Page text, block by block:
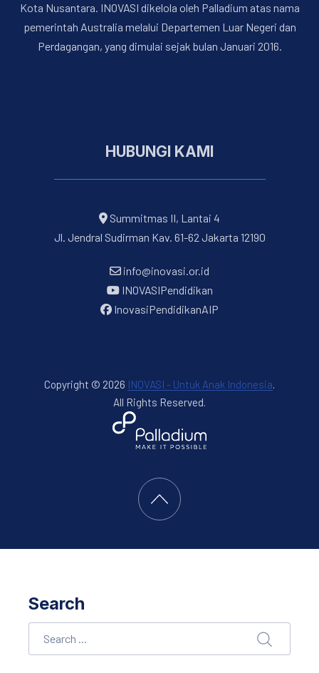
Kota Nusantara. INOVASI dikelola oleh Palladium atas nama
pemerintah Australia melalui Departemen Luar Negeri dan
Perdagangan, yang dimulai sejak bulan Januari 2016.
HUBUNGI KAMI
Summitmas II, Lantai 4
Jl. Jendral Sudirman Kav. 61-62 Jakarta 12190
info@inovasi.or.id
INOVASIPendidikan
InovasiPendidikanAIP
Copyright © 2026 INOVASI - Untuk Anak Indonesia.
All Rights Reserved.
FORQY
Back to Top
Search
SEARCH